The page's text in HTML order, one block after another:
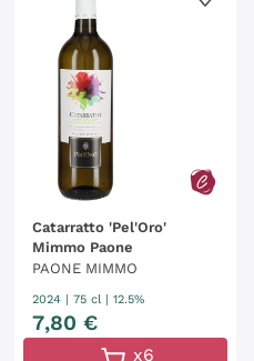
Catarratto 'Pel'Oro'
Mimmo Paone
PAONE MIMMO
2024 75 cl | 12.5%
7,80 €
x6